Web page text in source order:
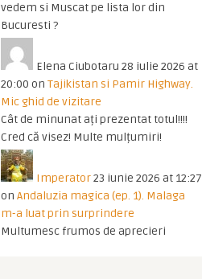
vedem si Muscat pe lista lor din
Bucuresti ?
Elena Ciubotaru 28 iulie 2026 at
20:00 on Tajikistan si Pamir Highway.
Mic ghid de vizitare
Cât de minunat ați prezentat totul!!!!
Cred că visez! Multe mulțumiri!
Imperator23 iunie 2026 at 12:27
on Andaluzia magica (ep. 1). Malaga
m-a luat prin surprindere
Multumesc frumos de aprecieri